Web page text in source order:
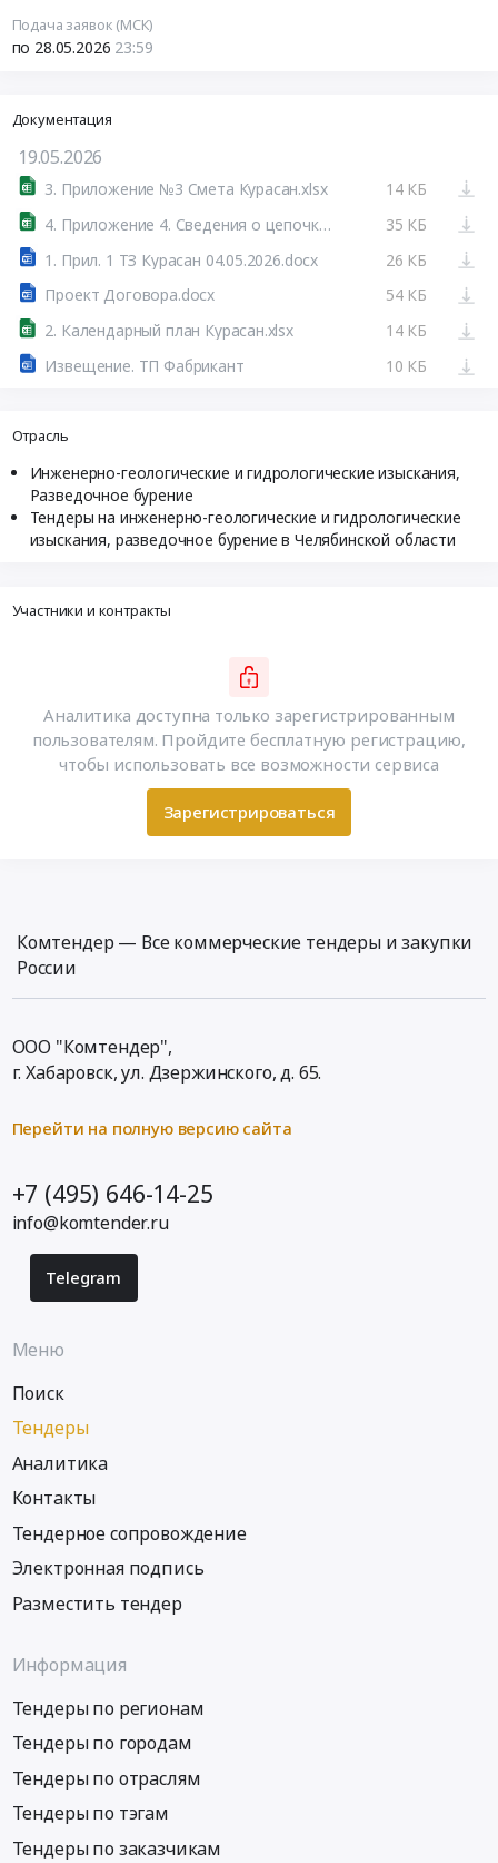
Подача заявок (МСК)
по 28.05.2026 23:59
Документация
19.05.2026
3. Приложение №3 Смета Курасан.xlsx
14 КБ
4. Приложение 4. Сведения о цепочки собственников.xls
35 КБ
1. Прил. 1 ТЗ Курасан 04.05.2026.docx
26 КБ
Проект Договора.docx
54 КБ
2. Календарный план Курасан.xlsx
14 КБ
Извещение. ТП Фабрикант
10 КБ
Отрасль
Инженерно-геологические и гидрологические изыскания,
Разведочное бурение
Тендеры на инженерно-геологические и гидрологические
изыскания, разведочное бурение в Челябинской области
Участники и контракты
Аналитика доступна только зарегистрированным
пользователям. Пройдите бесплатную регистрацию,
чтобы использовать все возможности сервиса
Зарегистрироваться
Комтендер — Все коммерческие тендеры и закупки
России
ООО "Комтендер",
г. Хабаровск,ул. Дзержинского, д. 65.
Перейти на полную версию сайта
+7 (495) 646-14-25
info@komtender.ru
Telegram
Меню
Поиск
Тендеры
Аналитика
Контакты
Тендерное сопровождение
Электронная подпись
Разместить тендер
Информация
Тендеры по регионам
Тендеры по городам
Тендеры по отраслям
Тендеры по тэгам
Тендеры по заказчикам